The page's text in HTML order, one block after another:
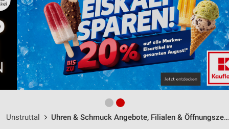
Unstruttal Uhren & Schmuck Angebote, Filialen & Öffnungszeiten